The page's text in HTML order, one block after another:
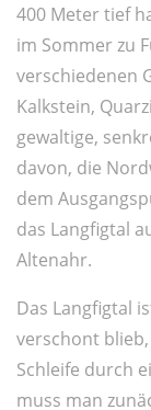
400 Meter tief
im Sommer zu
verschiedenen
Kalkstein,
gewaltige,
davon, die
dem
das Langfigtal
Altenahr.
Das Langfigtal
verschont
Schleife durch
muss man